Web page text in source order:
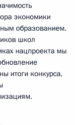
экономики
образованием.
школ
нацпроекта мы
итоги конкурса,